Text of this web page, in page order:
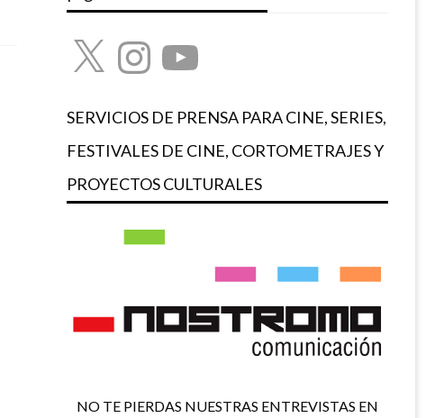
X InstagramYouTube
SERVICIOS DE PRENSA PARA CINE, SERIES,
FESTIVALES DE CINE, CORTOMETRAJES Y
PROYECTOS CULTURALES
NO TE PIERDAS NUESTRAS ENTREVISTAS EN